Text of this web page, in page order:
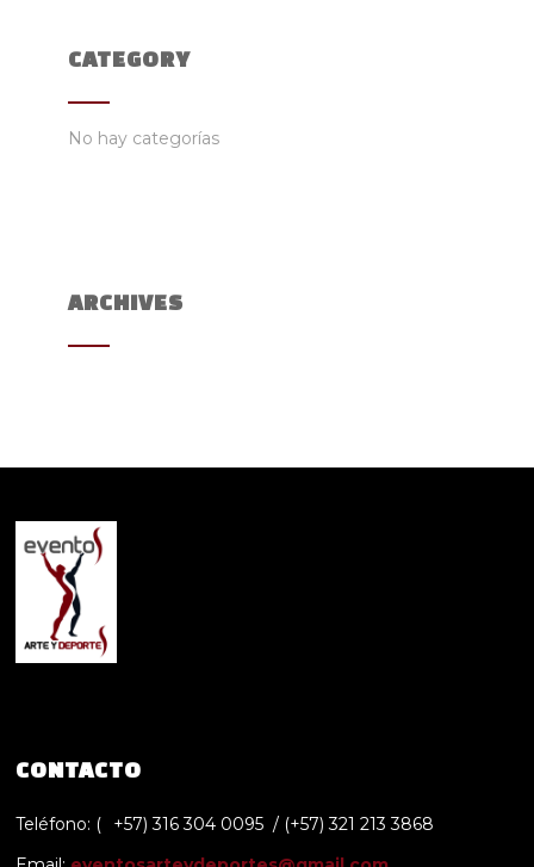
CATEGORY
No hay categorías
ARCHIVES
CONTACTO
Teléfono: (
+57) 316 304 0095 / (+57) 321 213 3868